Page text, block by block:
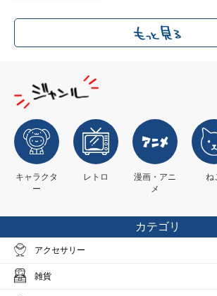
キャラクタ
ー
レトロ
漫画・アニ
メ
ね
カテゴリ
アクセサリー
雑貨